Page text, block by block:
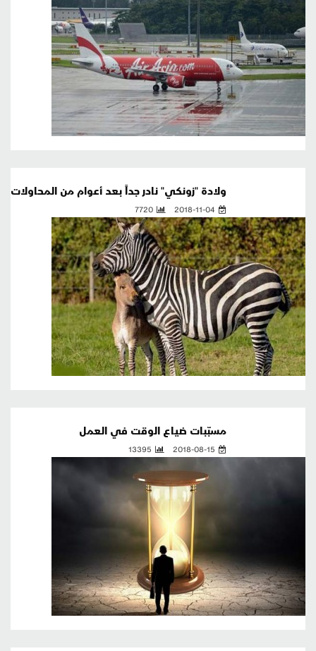
ولادة "زونكي" نادر جداً بعد أعوام من المحاولات
2018-11-04
7720
مسبّبات ضياع الوقت في العمل
2018-08-15
13395